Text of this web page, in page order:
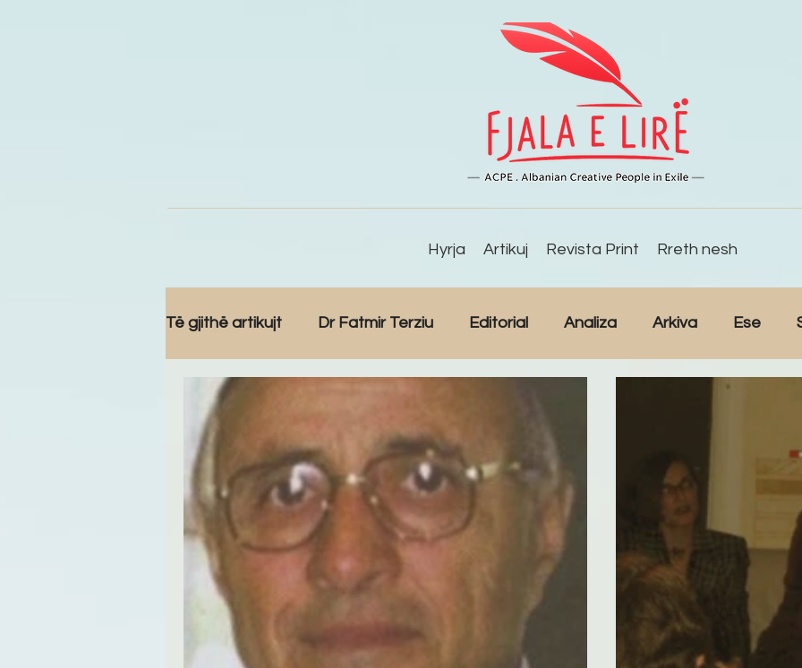
Hyrja Artikuj Revista Print Rreth nesh
Të gjithë artikujt Dr Fatmir Terziu Editorial Analiza Arkiva Ese
Komunitet
Tregime Novela Romane English